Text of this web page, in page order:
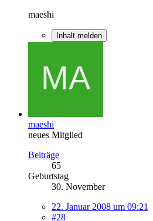
maeshi
Inhalt melden
maeshi
neues Mitglied
Beiträge
65
Geburtstag
30. November
22. Januar 2008 um 09:21
#28